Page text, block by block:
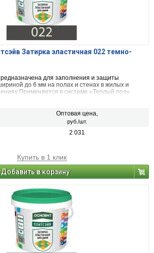
Затирка эластичная 022 темно-
для заполнения и защиты
до 6 мм на полах и стенах в жилых и
в системе «Теплый пол»
Оптовая цена,
руб./шт.
2 031
Купить в 1 клик
Добавить в корзину